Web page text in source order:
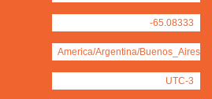
-65.08333
America/Argentina/Buenos_Aires
UTC-3